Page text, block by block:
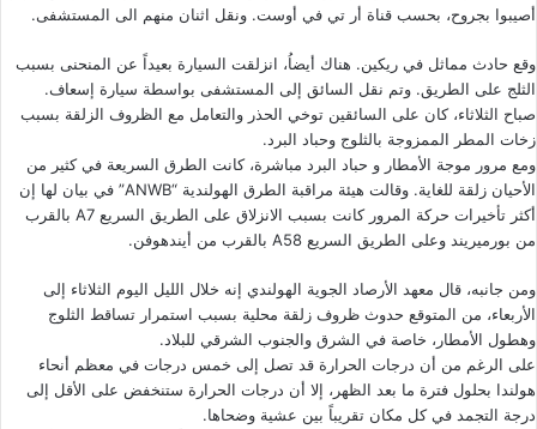
أصيبوا بجروح، بحسب قناة أر تي في أوست. ونقل اثنان منهم الى المستشفى.
وقع حادث مماثل في ريكين. هناك أيضاُ، انزلقت السيارة بعيداً عن المنحنى بسبب
الثلج على الطريق. وتم نقل السائق إلى المستشفى بواسطة سيارة إسعاف.
صباح الثلاثاء، كان على السائقين توخي الحذر والتعامل مع الظروف الزلقة بسبب
زخات المطر الممزوجة بالثلوج وحباد البرد.
ومع مرور موجة الأمطار و حباد البرد مباشرة، كانت الطرق السريعة في كثير من
الأحيان زلقة للغاية. وقالت هيئة مراقبة الطرق الهولندية “ANWB” في بيان لها إن
أكثر تأخيرات حركة المرور كانت بسبب الانزلاق على الطريق السريع A7 بالقرب
من بورميريند وعلى الطريق السريع A58 بالقرب من أيندهوفن.
ومن جانبه، قال معهد الأرصاد الجوية الهولندي إنه خلال الليل اليوم الثلاثاء إلى
الأربعاء، من المتوقع حدوث ظروف زلقة محلية بسبب استمرار تساقط الثلوج
وهطول الأمطار، خاصة في الشرق والجنوب الشرقي للبلاد.
على الرغم من أن درجات الحرارة قد تصل إلى خمس درجات في معظم أنحاء
هولندا بحلول فترة ما بعد الظهر، إلا أن درجات الحرارة ستنخفض ​​على الأقل إلى
درجة التجمد في كل مكان تقريباً بين عشية وضحاها.